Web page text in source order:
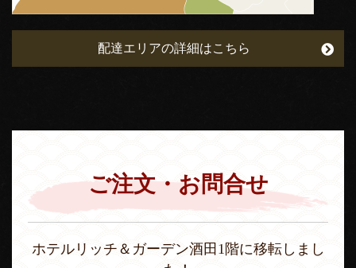
配達エリアの詳細はこちら
ご注文・お問合せ
ホテルリッチ＆ガーデン酒田1階に移転しまし